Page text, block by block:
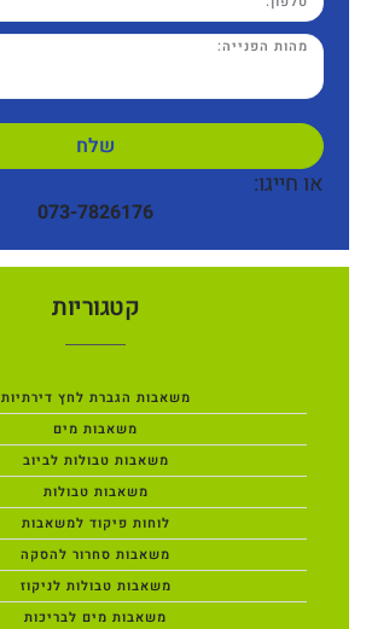
שלח
או חייגו:
073-7826176
קטגוריות
משאבות הגברת לחץ דירתיות
משאבות מים
משאבות טבולות לביוב
משאבות טבולות
לוחות פיקוד למשאבות
משאבות סחרור להסקה
משאבות טבולות לניקוז
משאבות מים לבריכות